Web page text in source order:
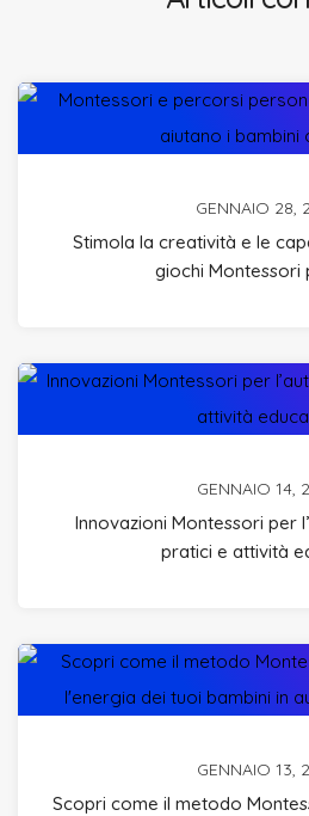
GENNAIO 28,
Stimola la creatività e le
giochi Montessori
GENNAIO 14,
Innovazioni Montessori per
pratici e attività
GENNAIO 13,
Scopri come il metodo